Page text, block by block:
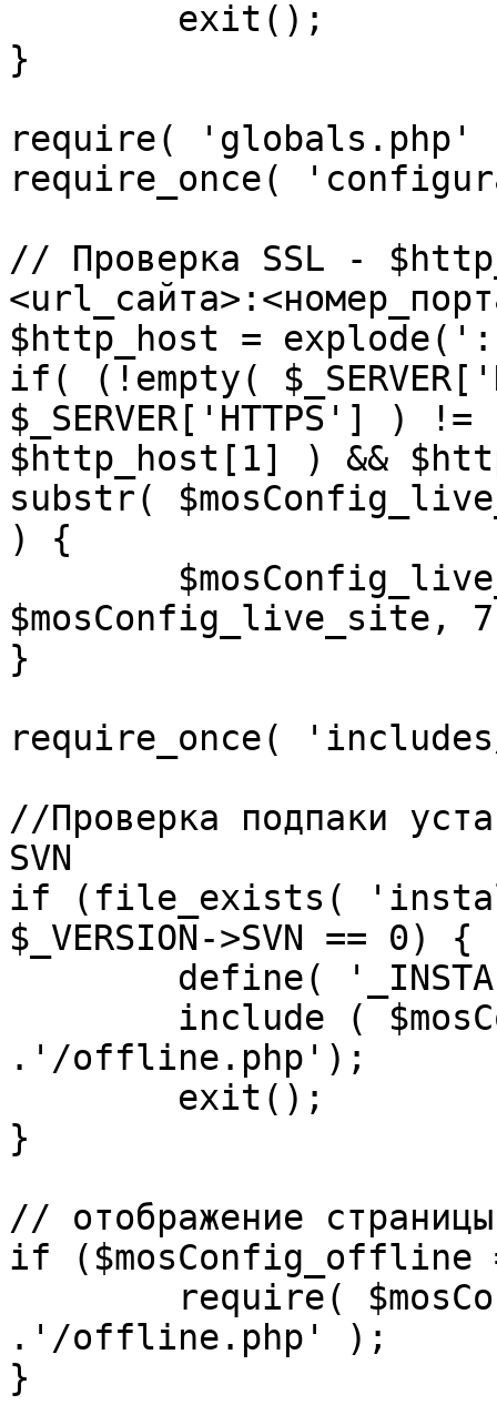
}
require(
require_once(
// Проверка SSL -
$http_host = explode(':',
if( (!empty(
$_SERVER['HTTPS']
$http_host[1] ) &&
substr(
) {
$mosConfig_live_site,
}
require_once(
//Проверка подпаки
SVN
if (file_exists(
$_VERSION->SVN == 0) {
.'/offline.php');
}
// отображение
if ($mosConfig_offline
.'/offline.php' );
}